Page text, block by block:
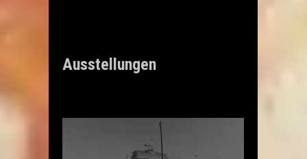
Ausstellungen